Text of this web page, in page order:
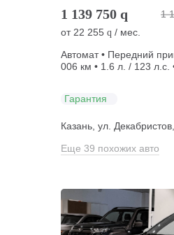
1 139 750 q 1
от 22 255 q / мес.
Автомат • Передний
006 км • 1.6 л. / 123 л.с.
Гарантия
Казань, ул.
Еще 39 похожих авто